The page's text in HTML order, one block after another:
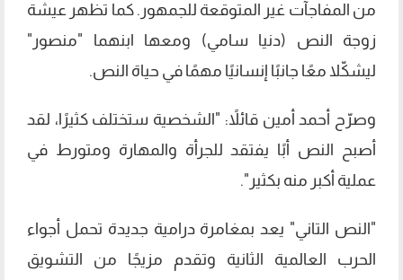
من المفاجآت غير المتوقعة للجمهور. كما تظهر عيشة
زوجة النص (دنيا سامي) ومعها ابنهما "منصور"
ليشكّلا معًا جانبًا إنسانيًا مهمًا في حياة النص.
وصرّح أحمد أمين قائلاً: "الشخصية ستختلف كثيرًا، لقد
أصبح النص أبًا يفتقد للجرأة والمهارة ومتورط في
عملية أكبر منه بكثير".
"النص التاني" يعد بمغامرة درامية جديدة تحمل أجواء
الحرب العالمية الثانية وتقدم مزيجًا من التشويق